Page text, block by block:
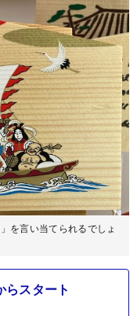
を言い当てられるでしょ
スタート